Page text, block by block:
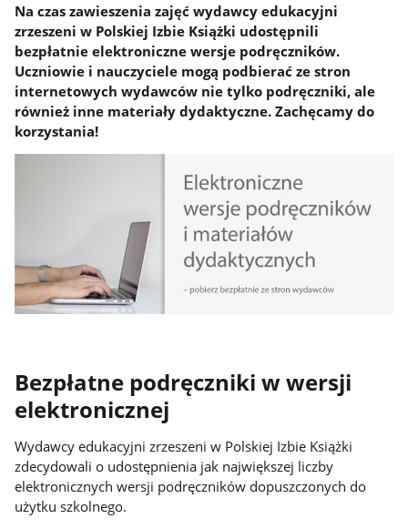
Na czas zawieszenia zajęć wydawcy edukacyjni
zrzeszeni w Polskiej Izbie Książki udostępnili
bezpłatnie elektroniczne wersje podręczników.
Uczniowie i nauczyciele mogą podbierać ze stron
internetowych wydawców nie tylko podręczniki, ale
również inne materiały dydaktyczne. Zachęcamy do
korzystania!
Bezpłatne podręczniki w wersji
elektronicznej
Wydawcy edukacyjni zrzeszeni w Polskiej Izbie Książki
zdecydowali o udostępnienia jak największej liczby
elektronicznych wersji podręczników dopuszczonych do
użytku szkolnego.